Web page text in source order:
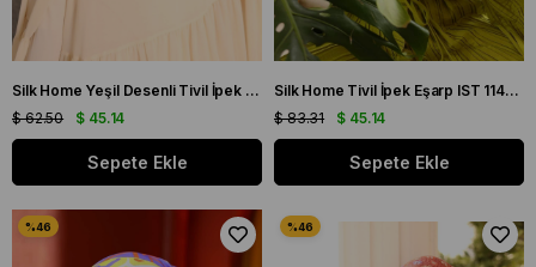
Silk Home Yeşil Desenli Tivil İpek Eşarp 11432-32
$ 45.14
$ 62.50
Sepete Ekle
Silk Home Tivil İpek Eşarp IST 11425 - 40 Yeşil, Leylak, Sarı, Haki
$ 45.14
$ 83.31
Sepete Ekle